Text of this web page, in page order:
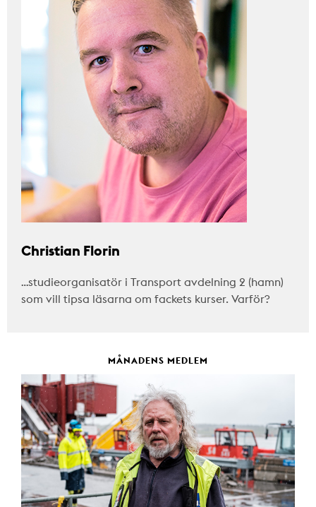
Christian Florin
…studieorganisatör i Transport avdelning 2 (hamn)
som vill tipsa läsarna om fackets kurser. Varför?
MÅNADENS MEDLEM